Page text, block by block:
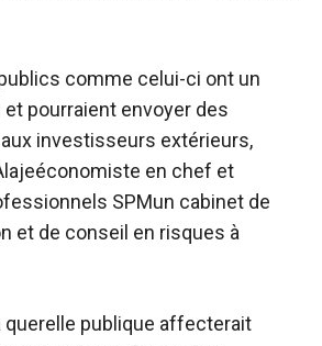
comme celui-ci ont un
pourraient envoyer des
investisseurs extérieurs,
économiste en chef et
SPMun cabinet de
et de conseil en risques à
querelle publique affecterait